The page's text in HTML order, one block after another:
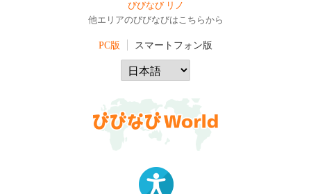
びびなび リノ
他エリアのびびなびはこちらから
PC版 スマートフォン版